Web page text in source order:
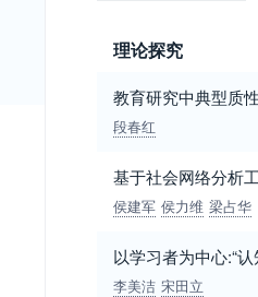
理论探究
教育研究中典型质
段春红
基于社会网络分析
侯建军 侯力维 梁占华
以学习者为中心:“
李美洁 宋田立